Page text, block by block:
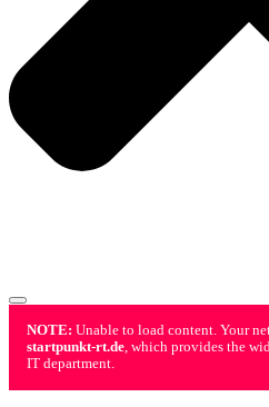
NOTE: Unable to load content. Your
startpunkt-rt.de, which provides the
IT department.